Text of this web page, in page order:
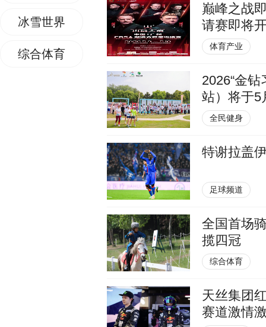
冰雪世界
综合体育
巅峰之战
请赛即将
体育产业
2026“金钻
站）将于5
全民健身
特谢拉盖
足球频道
全国首场
揽四冠
综合体育
天丝集团
赛道激情